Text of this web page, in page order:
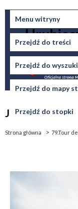
Menu witryny
Przejdź do treści
Przejdź do
Przejdź do mapy
Przejdź do stopki
Miasto
Jesteś tutaj
Strona główna 79.Tour